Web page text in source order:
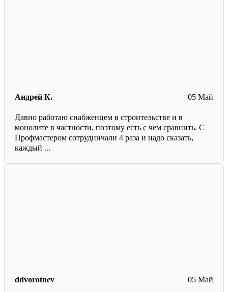
05 Май
Андрей К.
Давно работаю снабженцем в строительстве и в
монолите в частности, поэтому есть с чем сравнить. С
Профмастером сотрудничали 4 раза и надо сказать,
каждый ...
05 Май
ddvorotnev